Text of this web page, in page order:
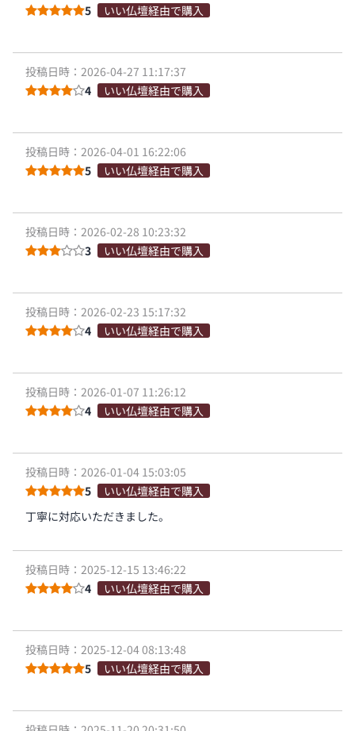
5
いい仏壇経由で購入
投稿日時：2026-04-27 11:17:37
4
いい仏壇経由で購入
投稿日時：2026-04-01 16:22:06
5
いい仏壇経由で購入
投稿日時：2026-02-28 10:23:32
3
いい仏壇経由で購入
投稿日時：2026-02-23 15:17:32
4
いい仏壇経由で購入
投稿日時：2026-01-07 11:26:12
4
いい仏壇経由で購入
投稿日時：2026-01-04 15:03:05
5
いい仏壇経由で購入
丁寧に対応いただきました。
投稿日時：2025-12-15 13:46:22
4
いい仏壇経由で購入
投稿日時：2025-12-04 08:13:48
5
いい仏壇経由で購入